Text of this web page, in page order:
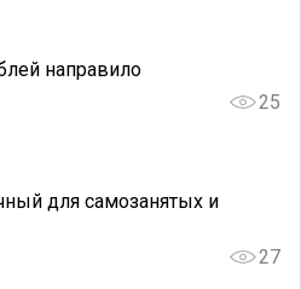
направило
25
для самозанятых и
27